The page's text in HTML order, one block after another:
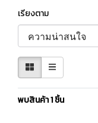
เรียงตาม
พบสินค้า 1 ชิ้น